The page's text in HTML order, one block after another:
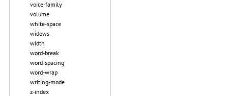
voice-family
volume
white-space
widows
width
word-break
word-spacing
word-wrap
writing-mode
z-index